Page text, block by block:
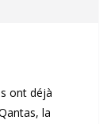
ont déjà
la